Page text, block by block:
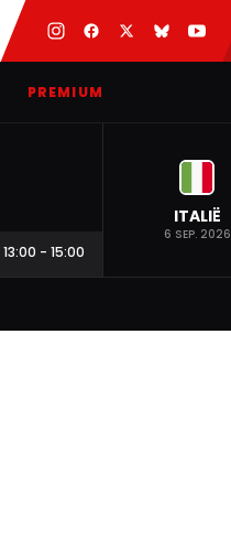
PREMIUM
13:00 - 15:00
ITALIË
6 SEP. 2026